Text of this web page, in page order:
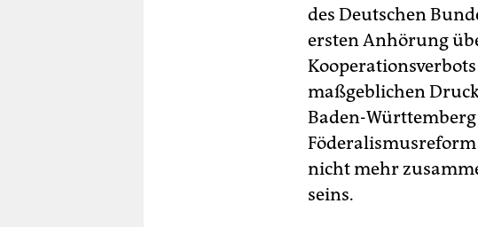
des Deutschen
ersten Anhörung
maßgeblichen
Baden-
nicht mehr
seins.